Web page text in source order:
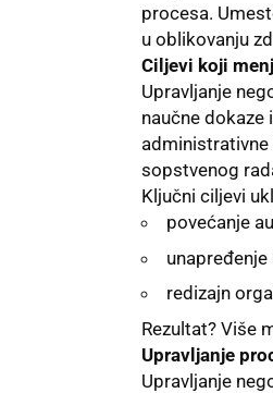
procesa.
u oblikovanju
Ciljevi koji
Upravljanje
naučne dokaze
sopstvenog
Ključni ciljevi
povećanje
redizajn
Rezultat? Više
Upravljanje
Upravljanje